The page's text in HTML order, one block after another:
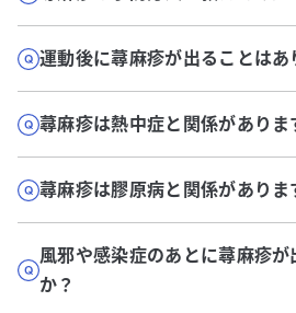
運動後に蕁麻疹が出ることはあ
蕁麻疹は熱中症と関係がありま
蕁麻疹は膠原病と関係がありま
風邪や感染症のあとに蕁麻疹
か？